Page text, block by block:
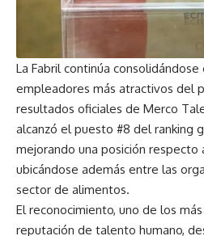
La Fabril continúa
empleadores más atractivos del
resultados oficiales de Merco
alcanzó el puesto #8 del ranking
mejorando una posición respecto
ubicándose además entre las
sector de alimentos.
El reconocimiento, uno de los
reputación de talento humano,